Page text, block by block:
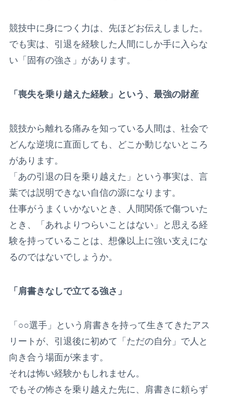
競技中に身につく力は、先ほどお伝えしました。
でも実は、引退を経験した人間にしか手に入らな
い「固有の強さ」があります。
「喪失を乗り越えた経験」という、最強の財産
競技から離れる痛みを知っている人間は、社会で
どんな逆境に直面しても、どこか動じないところ
があります。
「あの引退の日を乗り越えた」という事実は、言
葉では説明できない自信の源になります。
仕事がうまくいかないとき、人間関係で傷ついた
とき、「あれよりつらいことはない」と思える経
験を持っていることは、想像以上に強い支えにな
るのではないでしょうか。
「肩書きなしで立てる強さ」
「○○選手」という肩書きを持って生きてきたアス
リートが、引退後に初めて「ただの自分」で人と
向き合う場面が来ます。
それは怖い経験かもしれません。
でもその怖さを乗り越えた先に、肩書きに頼らず